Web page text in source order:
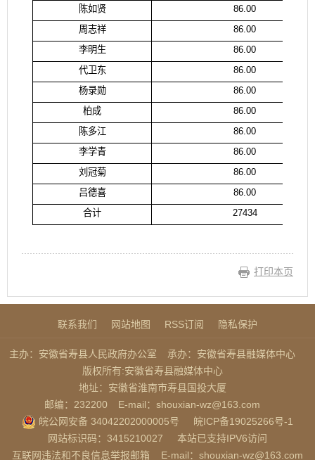
陈如贤
86.00
周志祥
86.00
李明生
86.00
代卫东
86.00
杨录勋
86.00
柏成
86.00
陈多江
86.00
李学青
86.00
刘冠菊
86.00
吕德喜
86.00
合计
27434
打印本页
联系我们 网站地图 RSS订阅 隐私保护
主办：安徽省寿县人民政府办公室
承办：安徽省寿县融媒体中心
版权所有:安徽省寿县融媒体中心
地址：安徽省淮南市寿县国投大厦
邮编：232200
E-mail：shouxian-wz@163.com
皖公网安备 34042202000005号
皖ICP备19025266号-1
网站标识码：3415210027
本站已支持IPV6访问
互联网违法和不良信息举报邮箱
E-mail：shouxian-wz@163.com